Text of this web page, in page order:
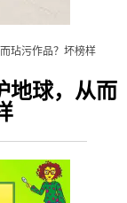
玷污作品？坏榜样
地球，从而